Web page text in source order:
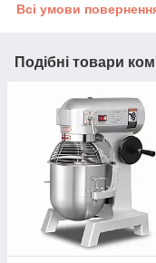
Всі умови
Подібні товари